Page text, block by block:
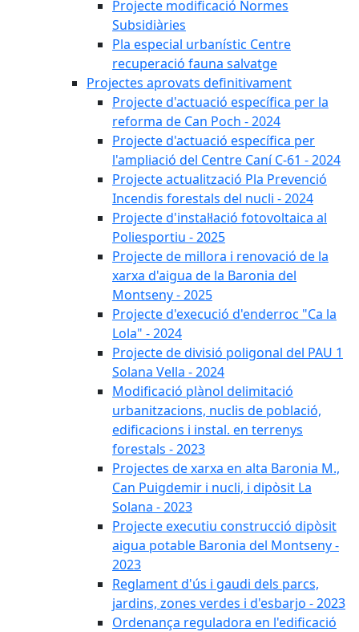
Projecte modificació Normes
Subsidiàries
Pla especial urbanístic Centre
recuperació fauna salvatge
Projectes aprovats definitivament
Projecte d'actuació específica per la
reforma de Can Poch - 2024
Projecte d'actuació específica per
l'ampliació del Centre Caní C-61 - 2024
Projecte actualització Pla Prevenció
Incendis forestals del nucli - 2024
Projecte d'instal·lació fotovoltaica al
Poliesportiu - 2025
Projecte de millora i renovació de la
xarxa d'aigua de la Baronia del
Montseny - 2025
Projecte d'execució d'enderroc "Ca la
Lola" - 2024
Projecte de divisió poligonal del PAU 1
Solana Vella - 2024
Modificació plànol delimitació
urbanitzacions, nuclis de població,
edificacions i instal. en terrenys
forestals - 2023
Projectes de xarxa en alta Baronia M.,
Can Puigdemir i nucli, i dipòsit La
Solana - 2023
Projecte executiu construcció dipòsit
aigua potable Baronia del Montseny -
2023
Reglament d'ús i gaudi dels parcs,
jardins, zones verdes i d'esbarjo - 2023
Ordenança reguladora en l'edificació